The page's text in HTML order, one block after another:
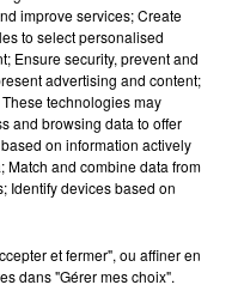
improve services; Create
to select personalised
Ensure security, prevent and
advertising and content;
technologies may
and browsing data to offer
on information actively
and combine data from
Identify devices based on
et fermer", ou affiner en
dans "Gérer mes choix".